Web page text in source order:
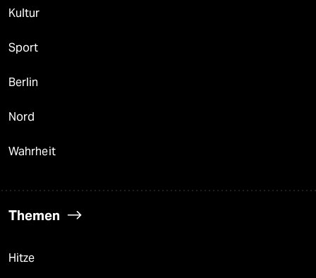
Kultur
Sport
Berlin
Nord
Wahrheit
Themen
Hitze